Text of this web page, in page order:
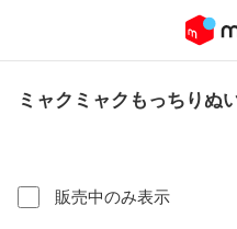
ミャクミャクもっちりぬ
販売中のみ表示